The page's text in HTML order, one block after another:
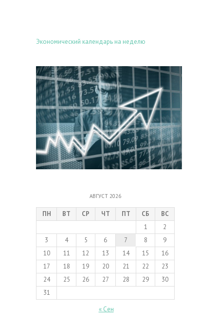
Экономический календарь на неделю
АВГУСТ 2026
ПН ВТ СР ЧТ ПТ СБ
ВС
1
2
3
4 5 6 7 8
9
10
11 12 13 14 15
16
17
18 19 20 21 22
23
24
25 26 27 28 29
30
31
« Сен